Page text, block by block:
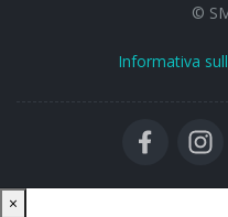
©
Informativa
×